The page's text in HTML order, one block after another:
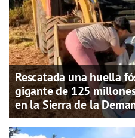
Rescatada una huella
gigante de 125
en la Sierra de la